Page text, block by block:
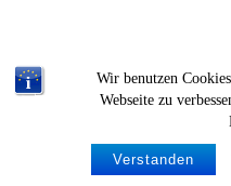
Wir benutzen
Webseite zu
Verstanden
© Krümelproductions